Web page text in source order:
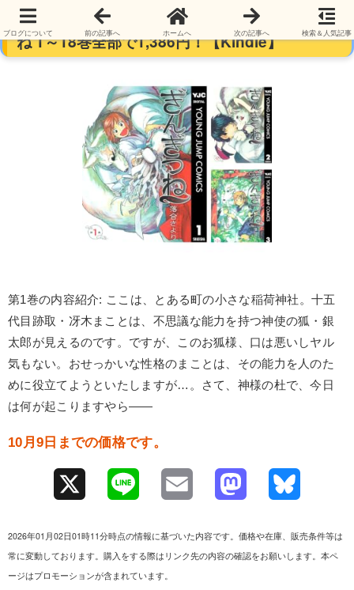
【本日最終日】【完結】【各巻77円】ぎんぎつ
ね 1～18巻全部で1,386円！【Kindle】
第1巻の内容紹介: ここは、とある町の小さな稲荷神社。十五
代目跡取・冴木まことは、不思議な能力を持つ神使の狐・銀
太郎が見えるのです。ですが、このお狐様、口は悪いしヤル
気もない。おせっかいな性格のまことは、その能力を人のた
めに役立てようといたしますが…。さて、神様の杜で、今日
は何が起こりますやら――
10月9日までの価格です。
e
2026年01月02日01時11分時点の情報に基づいた内容です。価格や在庫、販売条件等は
常に変動しております。購入をする際はリンク先の内容の確認をお願いします。本ペ
ージはプロモーションが含まれています。
ブログについて 前の記事へ ホームへ 次の記事へ 検索＆人気記事